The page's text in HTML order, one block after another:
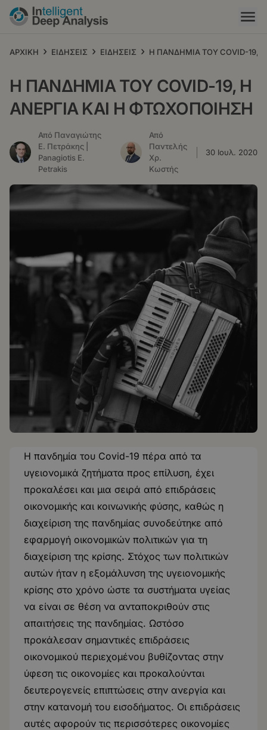
Παράκαμψη
προς
κυρίως
ΑΡΧΙΚΗ › ΕΙΔΗΣΕΙΣ › ΕΙΔΗΣΕΙΣ › Η ΠΑΝΔΗΜΙΑ ΤΟΥ COVID-19,
Η ΠΑΝΔΗΜΙΑ ΤΟΥ COVID-19, Η
ΑΝΕΡΓΙΑ ΚΑΙ Η ΦΤΩΧΟΠΟΙΗΣΗ
Από Παναγιώτης
Ε. Πετράκης |
Panagiotis E.
Petrakis
Από
Παντελής
Χρ.
Κωστής
30 Ιουλ. 2020
Η πανδημία του Covid-19 πέρα από τα
υγειονομικά ζητήματα προς επίλυση, έχει
προκαλέσει και μια σειρά από επιδράσεις
οικονομικής και κοινωνικής φύσης, καθώς η
διαχείριση της πανδημίας συνοδεύτηκε από
εφαρμογή οικονομικών πολιτικών για τη
διαχείριση της κρίσης. Στόχος των πολιτικών
αυτών ήταν η εξομάλυνση της υγειονομικής
κρίσης στο χρόνο ώστε τα συστήματα υγείας
να είναι σε θέση να ανταποκριθούν στις
απαιτήσεις της πανδημίας. Ωστόσο
προκάλεσαν σημαντικές επιδράσεις
οικονομικού περιεχομένου βυθίζοντας στην
ύφεση τις οικονομίες και προκαλούνται
δευτερογενείς επιπτώσεις στην ανεργία και
στην κατανομή του εισοδήματος. Οι επιδράσεις
αυτές αφορούν τις περισσότερες οικονομίες